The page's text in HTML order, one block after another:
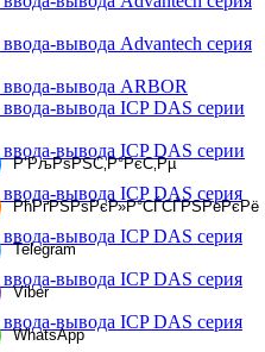
вывода Advantech серия
вывода ARBOR
вывода ICP DAS серии
вывода ICP DAS серии
вывода ICP DAS серия
вывода ICP DAS серия
вывода ICP DAS серия
вывода ICP DAS серия
Р’РљРѕРЅС‚Р°РєС‚Рµ
РћРґРЅРѕРєР»Р°СЃСЃРЅРёРєРё
Telegram
Viber
WhatsApp